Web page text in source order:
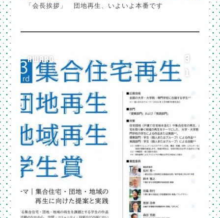
「会長挨拶」 団地再生、いよいよ本番です
AWARD
3
1